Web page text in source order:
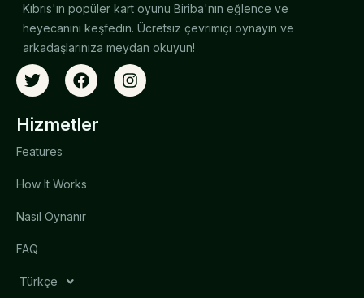
Kıbrıs'ın popüler kart oyunu Biriba'nın eğlence ve
heyecanını keşfedin. Ücretsiz çevrimiçi oynayın ve
arkadaşlarınıza meydan okuyun!
Hizmetler
Features
How It Works
Nasıl Oynanır
FAQ
Türkçe